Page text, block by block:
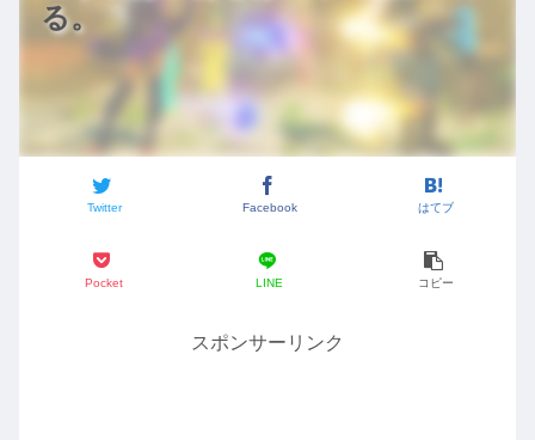
る。
Twitter Facebook はてブ
Pocket LINE コピー
スポンサーリンク